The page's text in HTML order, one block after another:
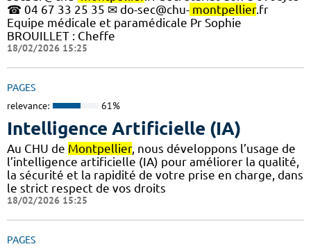
☎ 04 67 33 25 35 ✉ do-sec@chu- montpellier.fr
Equipe médicale et paramédicale Pr Sophie
BROUILLET : Cheffe
18/02/2026 15:25
PAGES
relevance: 61%
Intelligence Artificielle (IA)
Au CHU de Montpellier, nous développons l’usage de
l’intelligence artificielle (IA) pour améliorer la qualité,
la sécurité et la rapidité de votre prise en charge, dans
le strict respect de vos droits
18/02/2026 15:25
PAGES